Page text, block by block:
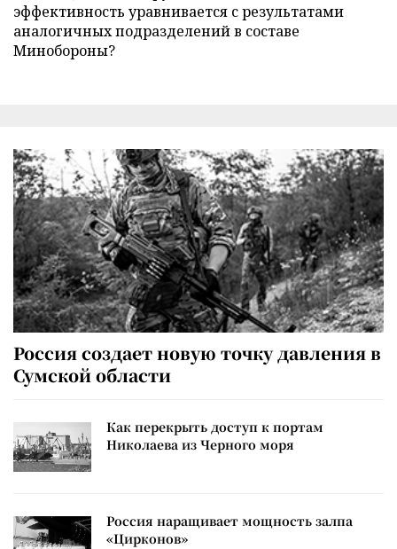
эффективность уравнивается с результатами
аналогичных подразделений в составе
Минобороны?
Россия создает новую точку давления в
Сумской области
Как перекрыть доступ к портам
Николаева из Черного моря
Россия наращивает мощность залпа
«Цирконов»